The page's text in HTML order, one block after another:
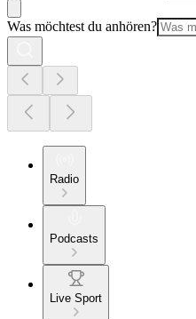
Was möchtest du anhören?
Radio
Podcasts
Live Sport